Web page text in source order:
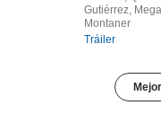
Gutiérrez,
Montaner
Tráiler